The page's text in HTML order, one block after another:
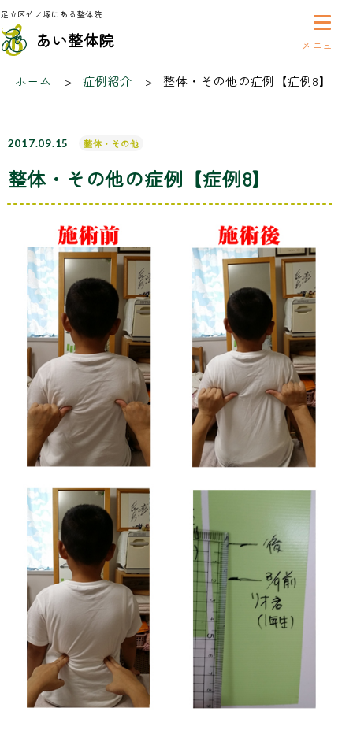
足立区竹ノ塚にある整体院
あい整体院
ホーム 症例紹介 整体・その他の症例【症例8】
2017.09.15 整体・その他
整体・その他の症例【症例8】